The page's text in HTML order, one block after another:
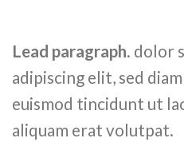
Lead paragraph. dolor
adipiscing elit, sed
euismod tincidunt ut
aliquam erat volutpat.